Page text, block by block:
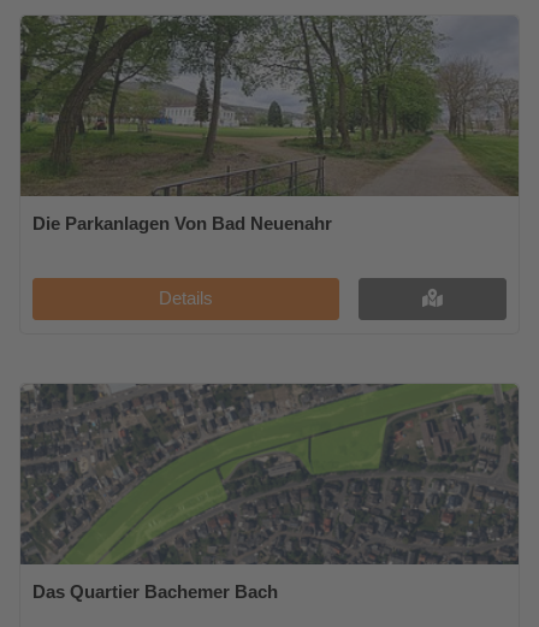
Die Parkanlagen Von Bad Neuenahr
Details
Das Quartier Bachemer Bach